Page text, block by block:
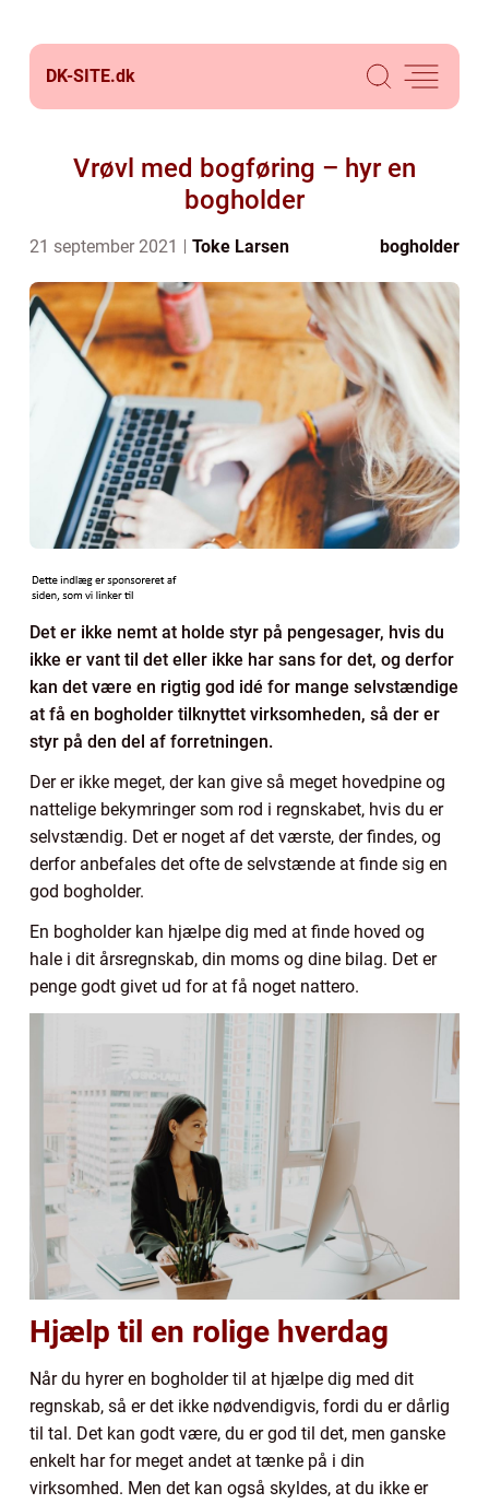
DK-SITE.dk
Vrøvl med bogføring – hyr en
bogholder
21 september 2021 Toke Larsen bogholder
Det er ikke nemt at holde styr på pengesager, hvis du
ikke er vant til det eller ikke har sans for det, og derfor
kan det være en rigtig god idé for mange selvstændige
at få en bogholder tilknyttet virksomheden, så der er
styr på den del af forretningen.
Der er ikke meget, der kan give så meget hovedpine og
nattelige bekymringer som rod i regnskabet, hvis du er
selvstændig. Det er noget af det værste, der findes, og
derfor anbefales det ofte de selvstænde at finde sig en
god bogholder.
En bogholder kan hjælpe dig med at finde hoved og
hale i dit årsregnskab, din moms og dine bilag. Det er
penge godt givet ud for at få noget nattero.
Hjælp til en rolige hverdag
Når du hyrer en bogholder til at hjælpe dig med dit
regnskab, så er det ikke nødvendigvis, fordi du er dårlig
til tal. Det kan godt være, du er god til det, men ganske
enkelt har for meget andet at tænke på i din
virksomhed. Men det kan også skyldes, at du ikke er